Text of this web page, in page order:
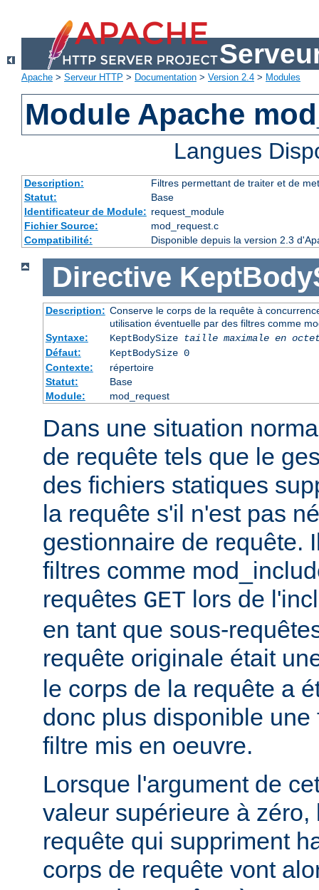
Apache > Serveur HTTP > Documentation > Version 2.4 > Modules
Module Apache
Langues
Description:
Filtres permettant de traiter et de
Statut:
Base
Identificateur de Module: request_module
Fichier Source:
mod_request.c
Compatibilité:
Disponible depuis la version 2.3
Directive
Description: Conserve le corps de la requête à
utilisation éventuelle par des filtres comme
Syntaxe:
KeptBodySize
taille maximale en
Défaut:
KeptBodySize 0
Contexte:
répertoire
Statut:
Base
Module:
mod_request
Dans une situation
de requête tels que le
des fichiers statiques
la requête s'il n'est pas
gestionnaire de requête.
filtres comme
requêtes GET lors de
en tant que sous-
requête originale était
le corps de la requête a
donc plus disponible
filtre mis en oeuvre.
Lorsque l'argument de
valeur supérieure à
requête qui suppriment
corps de requête vont